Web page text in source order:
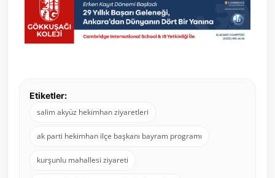
Etiketler:
salim akyüz hekimhan ziyaretleri
ak parti hekimhan ilçe başkanı bayram programı
kurşunlu mahallesi ziyareti